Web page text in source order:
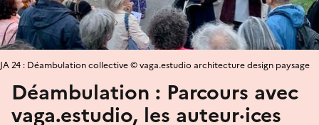
Déambulation : Parcours avec
vaga.estudio, les auteur·ices
JA 24 : Déambulation collective © vaga.estudio architecture design paysage